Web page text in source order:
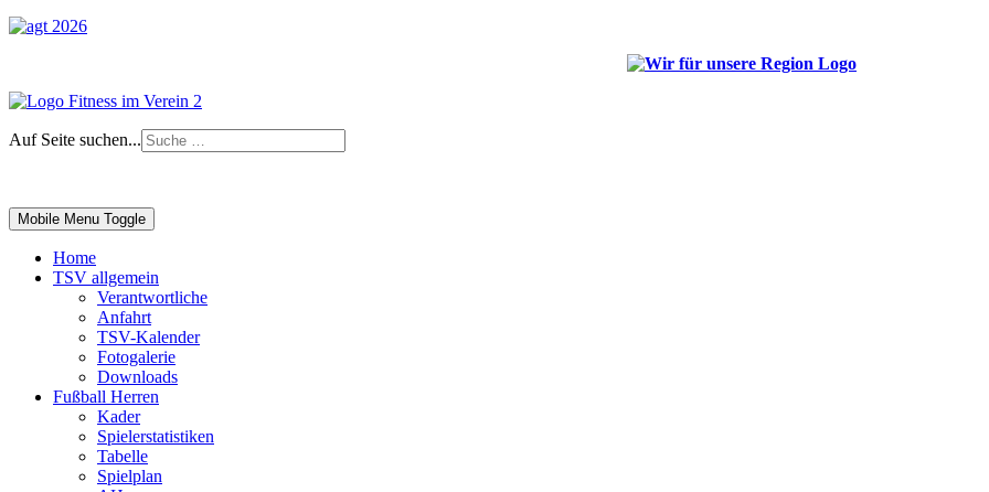
Auf Seite suchen...
Mobile Menu Toggle
Home
TSV allgemein
Verantwortliche
Anfahrt
TSV-Kalender
Fotogalerie
Downloads
Fußball Herren
Kader
Spielerstatistiken
Tabelle
Spielplan